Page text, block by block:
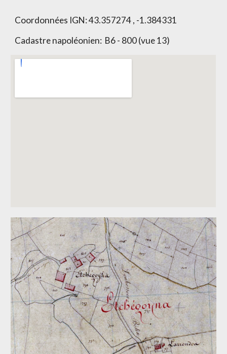
Coordonnées IGN:43.357274 , -1.384331
Cadastre napoléonien: B6 - 800 (vue 13)